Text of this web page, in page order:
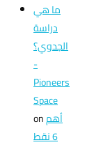
ما هي
دراسة
الجدوي؟
-
Pioneers
Space
onأهم
6 نقط